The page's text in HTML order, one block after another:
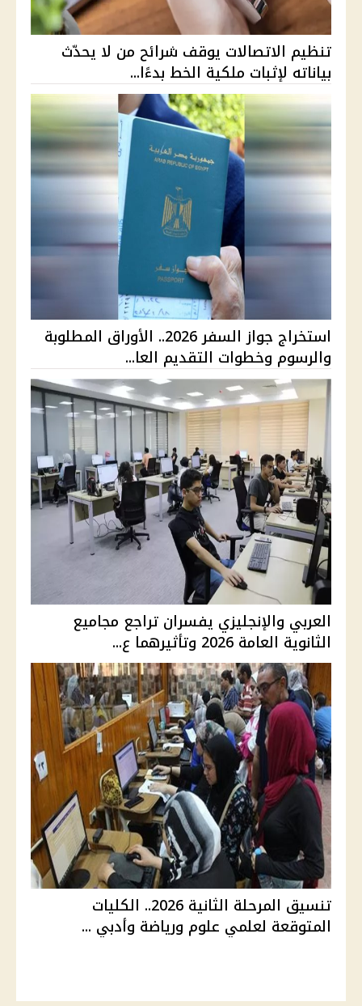
تنظيم الاتصالات يوقف شرائح من لا يحدّث
بياناته لإثبات ملكية الخط بدءًا...
استخراج جواز السفر 2026.. الأوراق المطلوبة
والرسوم وخطوات التقديم العا...
العربي والإنجليزي يفسران تراجع مجاميع
الثانوية العامة 2026 وتأثيرهما ع...
تنسيق المرحلة الثانية 2026.. الكليات
المتوقعة لعلمي علوم ورياضة وأدبي ...